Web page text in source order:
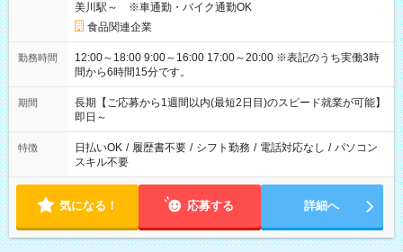
美川駅～ ※車通勤・バイク通勤OK
食品関連企業
勤務時間
12:00～18:00 9:00～16:00 17:00～20:00 ※表記のうち実働3時
間から6時間15分です。
期間
長期【ご応募から1週間以内(最短2日目)のスピード就業が可能】
即日～
特徴 日払いOK / 履歴書不要 / シフト勤務 / 電話対応なし / パソコン
スキル不要
気になる！ 応募する 詳細へ